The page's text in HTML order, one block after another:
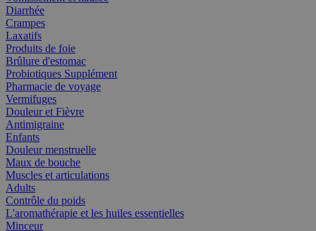
Diarrhée
Crampes
Laxatifs
Produits de foie
Brûlure d'estomac
Probiotiques Supplément
Pharmacie de voyage
Vermifuges
Douleur et Fièvre
Antimigraine
Enfants
Douleur menstruelle
Maux de bouche
Muscles et articulations
Adults
Contrôle du poids
L'aromathérapie et les huiles essentielles
Minceur